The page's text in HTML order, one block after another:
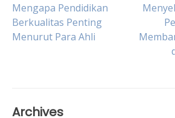
Post
navigation
Mengapa Pendidikan
Berkualitas Penting
Menurut Para Ahli
Archives